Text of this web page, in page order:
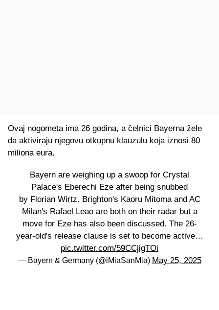
Ovaj nogometa ima 26 godina, a čelnici Bayerna žele
da aktiviraju njegovu otkupnu klauzulu koja iznosi 80
miliona eura.
Bayern are weighing up a swoop for Crystal
Palace's Eberechi Eze after being snubbed
by Florian Wirtz. Brighton's Kaoru Mitoma and AC
Milan's Rafael Leao are both on their radar but a
move for Eze has also been discussed. The 26-
year-old's release clause is set to become active…
pic.twitter.com/59CCjigTOi
— Bayern & Germany (@iMiaSanMia) May 25, 2025